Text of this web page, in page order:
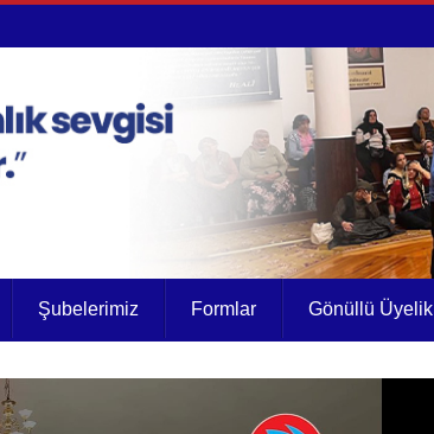
Şubelerimiz Formlar Gönüllü Üyelik